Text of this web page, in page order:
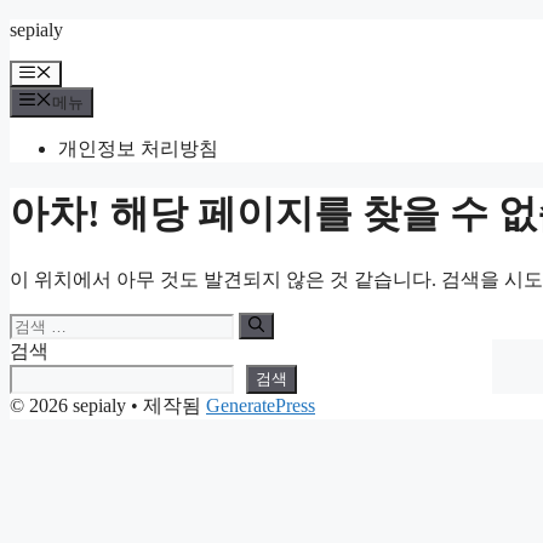
컨
츠
로
기
sepialy
메
뉴
메뉴
개인정보 처리방침
아차! 해당 페이지를 찾을 수
이 위치에서 아무 것도 발견되지 않은 것 같습니다. 검색을 시
검
색:
검색
검색
© 2026 sepialy • 제작됨 GeneratePress